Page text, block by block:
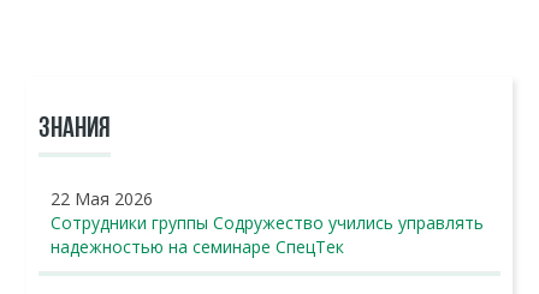
ЗНАНИЯ
22 Мая 2026
Сотрудники группы Содружество учились управлять
надежностью на семинаре СпецТек